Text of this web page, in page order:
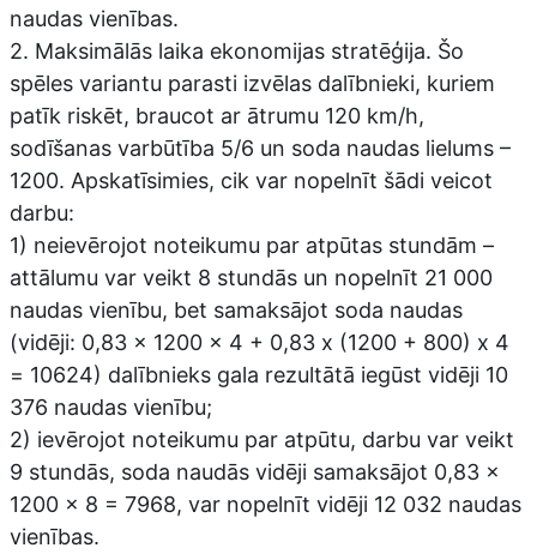
naudas vienības.
2. Maksimālās laika ekonomijas stratēģija. Šo
spēles variantu parasti izvēlas dalībnieki, kuriem
patīk riskēt, braucot ar ātrumu 120 km/h,
sodīšanas varbūtība 5/6 un soda naudas lielums –
1200. Apskatīsimies, cik var nopelnīt šādi veicot
darbu:
1) neievērojot noteikumu par atpūtas stundām –
attālumu var veikt 8 stundās un nopelnīt 21 000
naudas vienību, bet samaksājot soda naudas
(vidēji: 0,83 x 1200 x 4 + 0,83 x (1200 + 800) x 4
= 10624) dalībnieks gala rezultātā iegūst vidēji 10
376 naudas vienību;
2) ievērojot noteikumu par atpūtu, darbu var veikt
9 stundās, soda naudās vidēji samaksājot 0,83 x
1200 x 8 = 7968, var nopelnīt vidēji 12 032 naudas
vienības.